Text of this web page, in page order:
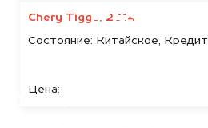
Chery Tiggo, 2014
Состояние: Китайское,
Цена:
Узнайте
Мы купим ваше авто